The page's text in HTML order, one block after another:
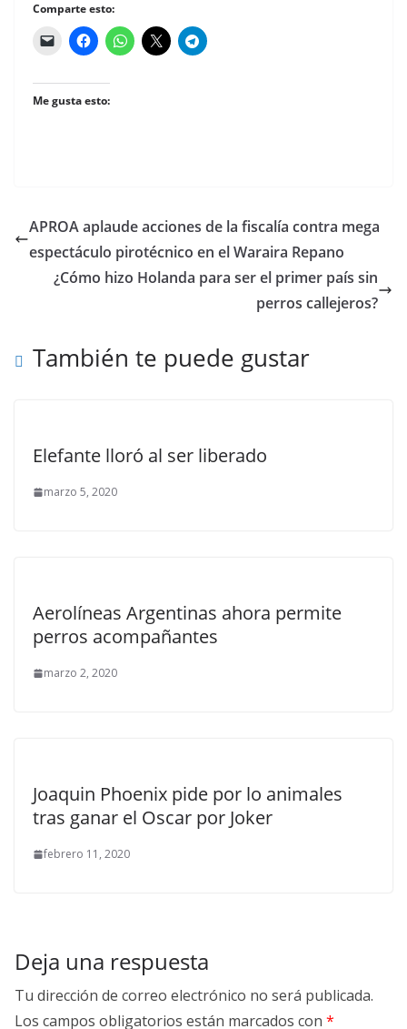
Comparte esto:
Me gusta esto:
APROA aplaude acciones de la fiscalía contra mega
espectáculo pirotécnico en el Waraira Repano
¿Cómo hizo Holanda para ser el primer país sin
perros callejeros?
También te puede gustar
Elefante lloró al ser liberado
marzo 5, 2020
Aerolíneas Argentinas ahora permite
perros acompañantes
marzo 2, 2020
Joaquin Phoenix pide por lo animales
tras ganar el Oscar por Joker
febrero 11, 2020
Deja una respuesta
Tu dirección de correo electrónico no será publicada.
Los campos obligatorios están marcados con *